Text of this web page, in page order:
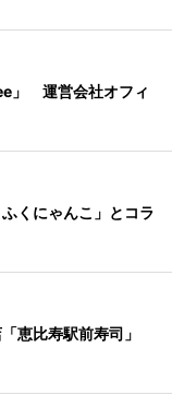
」 運営会社オフィ
くにゃんこ」とコラ
恵比寿駅前寿司」